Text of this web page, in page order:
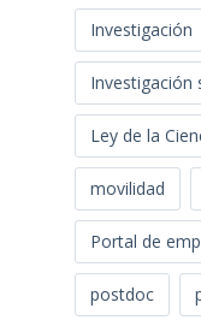
Investigación
Investigación
Ley de la
movilidad
Portal de
postdoc